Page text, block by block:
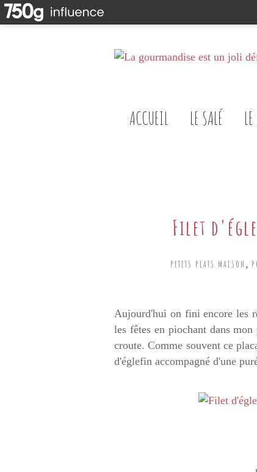
ACCUEIL LE SALÉ
Filet
PETITS PLATS MAISON ,
Aujourd'hui on fini encore les
les fêtes en piochant dans
croute. Comme souvent ce
d'églefin accompagné d'une